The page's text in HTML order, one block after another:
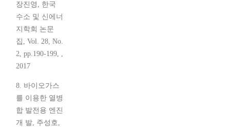
장진영, 한국
수소 및 신에너
지학회 논문
집, Vol. 28, No.
2, pp.190-199, ,
2017
8. 바이오가스
를 이용한 열병
합 발전용 엔진
개 발, 주성호,